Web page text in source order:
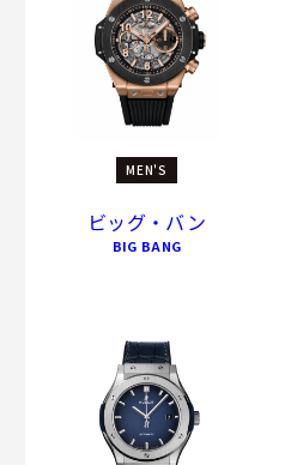
MEN'S
ビッグ・バン
BIG BANG